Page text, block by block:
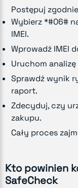
Postępuj
Wybierz *#06#
IMEI.
Wprowadź IMEI
Uruchom
Sprawdź wynik
raport.
Zdecyduj, czy
zakupu.
Cały proces
Kto powinien
SafeCheck